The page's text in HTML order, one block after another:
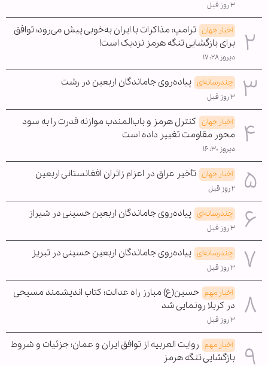
۳ روز قبل
اخبار جهان ترامپ: مذاکرات با ایران به‌خوبی پیش می‌رود؛ توافق
برای بازگشایی تنگه هرمز نزدیک است!
دیروز ۱۷:۲۸
چندرسانه‌ای پیاده‌روی جاماندگان اربعین در رشت
۳ روز قبل
اخبار جهان کنترل هرمز و باب‌المندب موازنه قدرت را به سود
محور مقاومت تغییر داده است
دیروز ۱۶:۳۰
اخبار جهان تأخیر عراق در اعزام زائران افغانستانی اربعین
۲ روز قبل
چندرسانه‌ای پیاده‌روی جاماندگان اربعین حسینی در شیراز
۳ روز قبل
چندرسانه‌ای پیاده‌روی جاماندگان اربعین حسینی در تبریز
۳ روز قبل
اخبار مهم حسین(ع) مبارز راه عدالت؛ کتاب اندیشمند مسیحی
در کربلا رونمایی شد
۳ روز قبل
اخبار مهم روایت العربیه از توافق ایران و عمان؛ جزئیات و شروط
بازگشایی تنگه هرمز